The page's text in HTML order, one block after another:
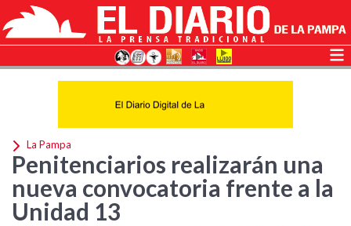
La Pampa
Penitenciarios realizarán una
nueva convocatoria frente a la
Unidad 13